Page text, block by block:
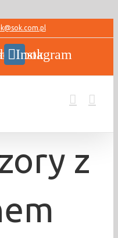
Instagram
z